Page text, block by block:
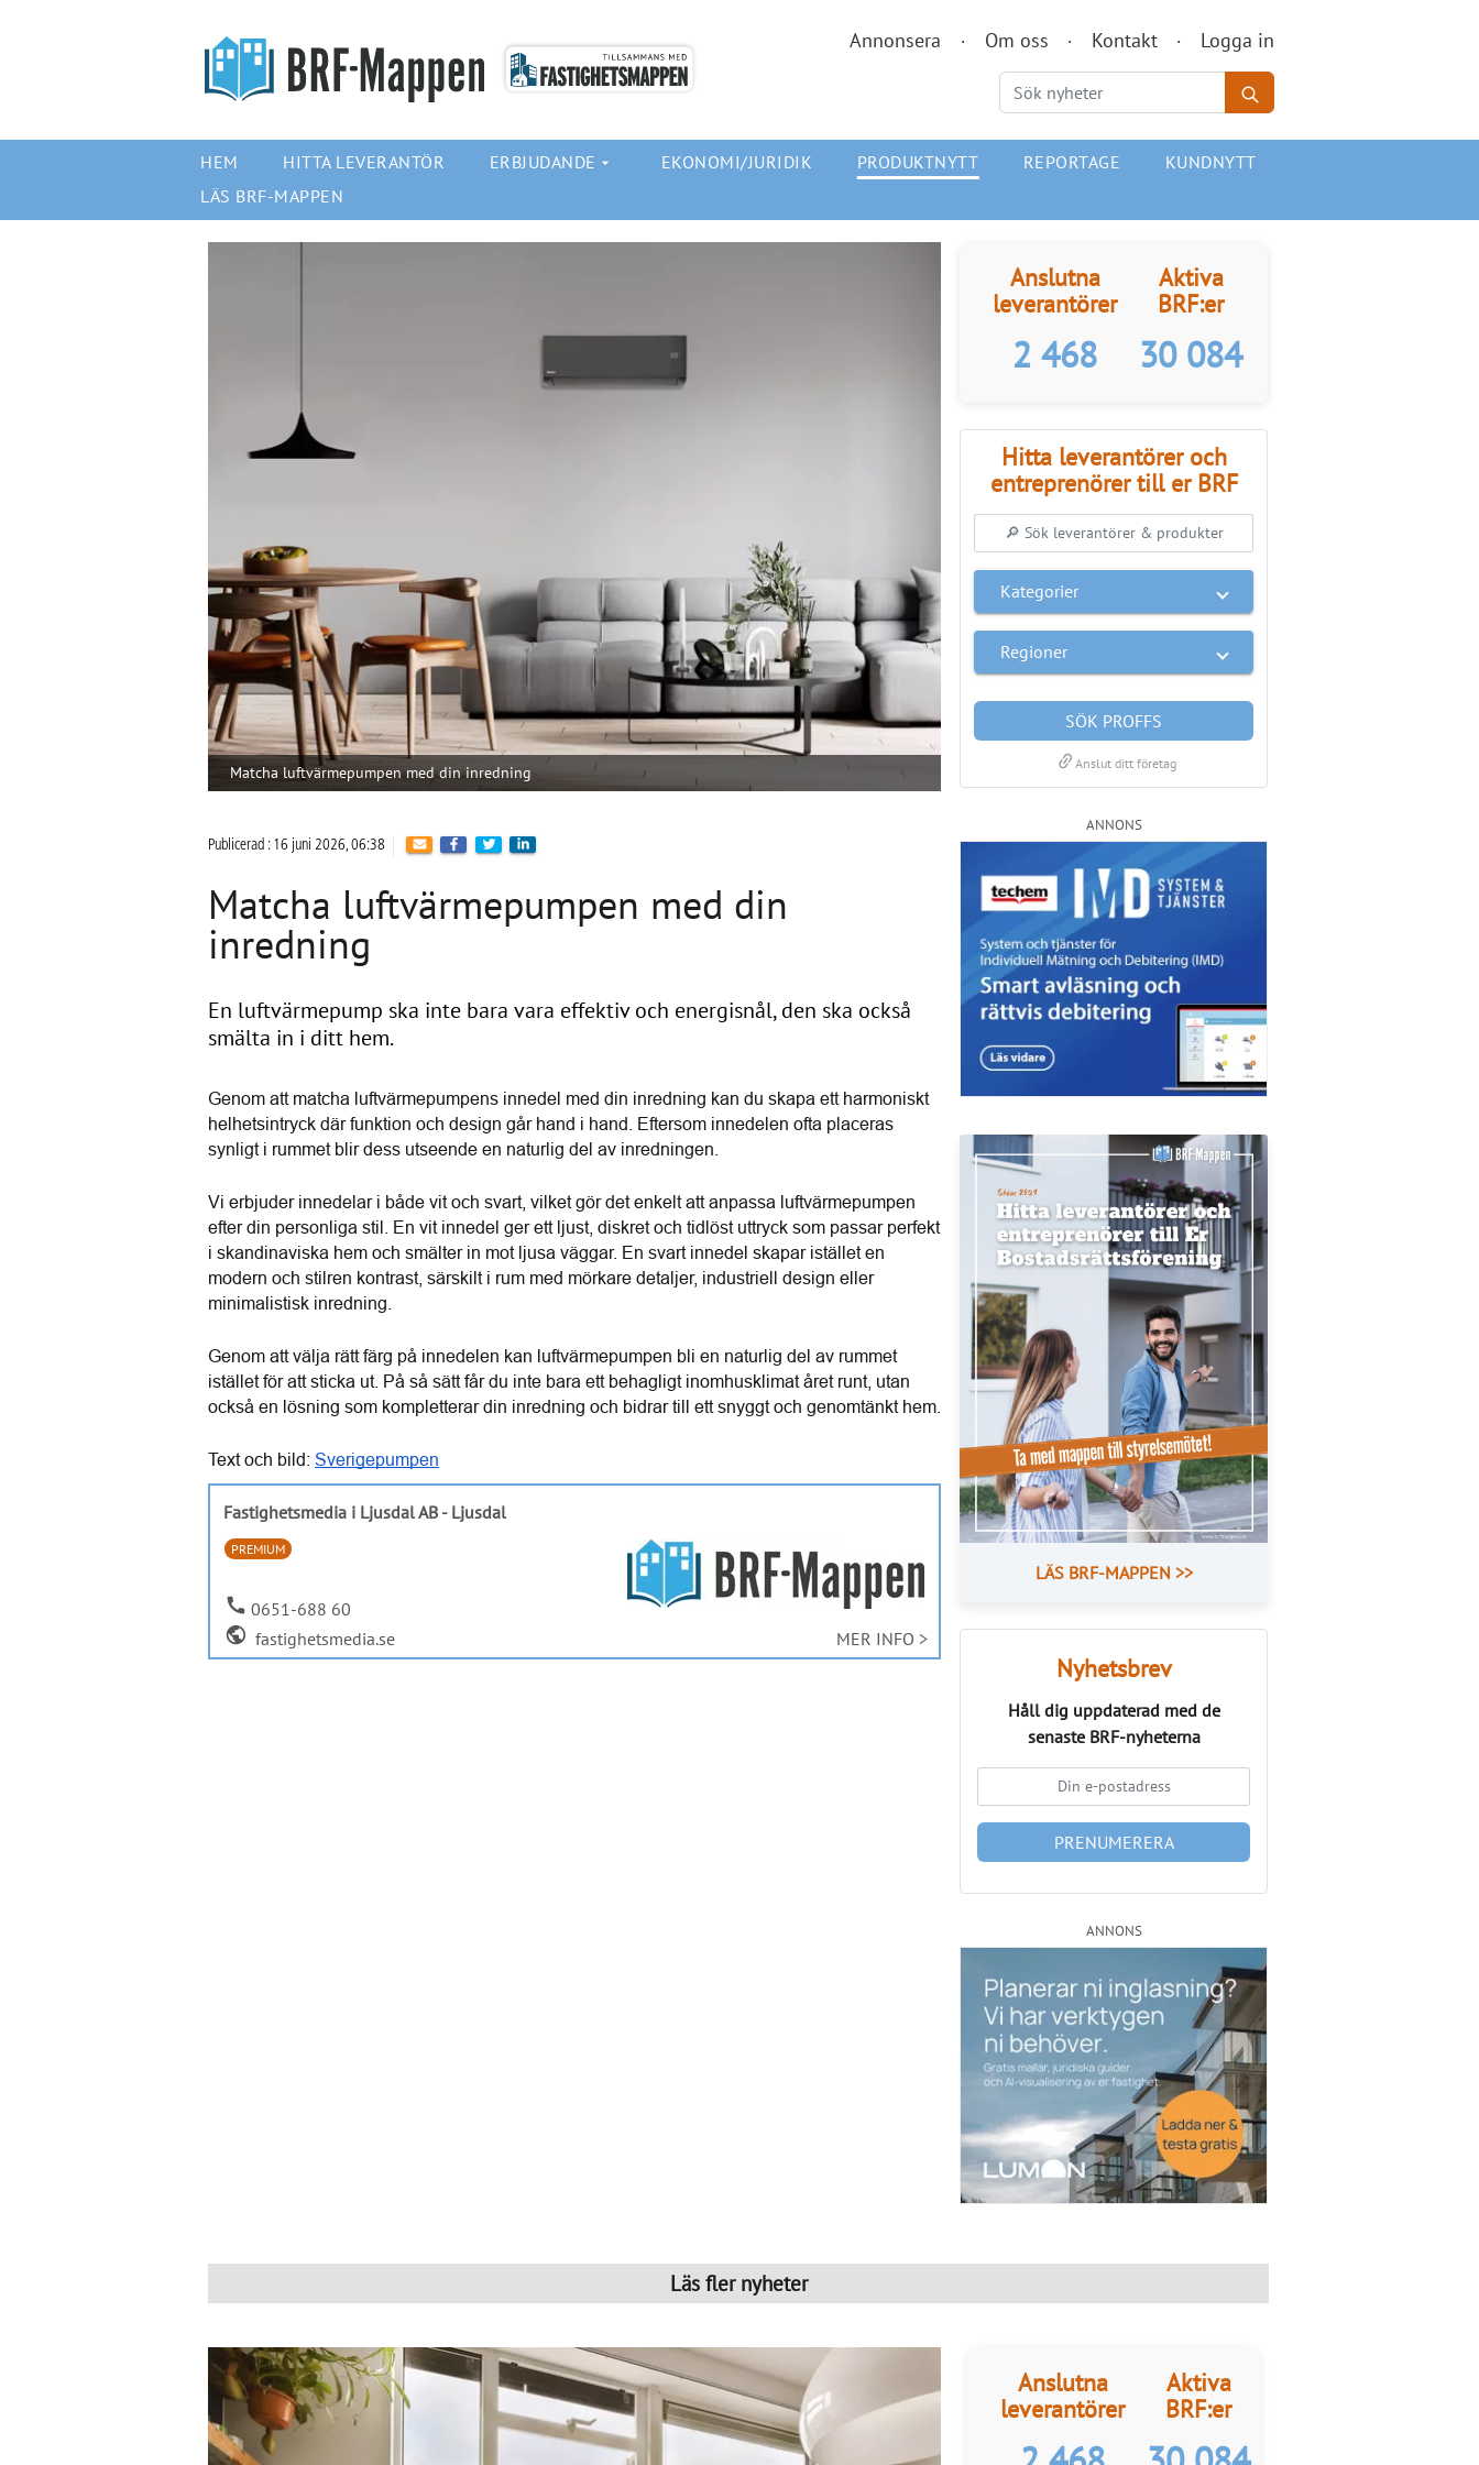
Annonsera Om oss Kontakt Logga in
HEM HITTA LEVERANTÖR ERBJUDANDE arrow_drop_down EKONOMI/JURIDIK PRODUKTNYTT REPORTAGE
KUNDNYTT
LÄS BRF-MAPPEN
Matcha luftvärmepumpen med din inredning
Publicerad : 16 juni 2026, 06:38
Matcha luftvärmepumpen med din
inredning
En luftvärmepump ska inte bara vara effektiv och energisnål, den ska också
smälta in i ditt hem.
Genom att matcha luftvärmepumpens innedel med din inredning kan du skapa ett harmoniskt
helhetsintryck där funktion och design går hand i hand. Eftersom innedelen ofta placeras
synligt i rummet blir dess utseende en naturlig del av inredningen.
Vi erbjuder innedelar i både vit och svart, vilket gör det enkelt att anpassa luftvärmepumpen
efter din personliga stil. En vit innedel ger ett ljust, diskret och tidlöst uttryck som passar perfekt
i skandinaviska hem och smälter in mot ljusa väggar. En svart innedel skapar istället en
modern och stilren kontrast, särskilt i rum med mörkare detaljer, industriell design eller
minimalistisk inredning.
Genom att välja rätt färg på innedelen kan luftvärmepumpen bli en naturlig del av rummet
istället för att sticka ut. På så sätt får du inte bara ett behagligt inomhusklimat året runt, utan
också en lösning som kompletterar din inredning och bidrar till ett snyggt och genomtänkt hem.
Text och bild: Sverigepumpen
Fastighetsmedia i Ljusdal AB - Ljusdal
PREMIUM
call 0651-688 60
public fastighetsmedia.se MER INFO >
Anslutna
leverantörer
2 468
Aktiva
BRF:er
30 084
Hitta leverantörer och
entreprenörer till er BRF
Kategorier
Regioner
SÖK PROFFS
linkAnslut ditt företag
ANNONS
LÄS BRF-MAPPEN >>
Nyhetsbrev
Håll dig uppdaterad med de
senaste BRF-nyheterna
PRENUMERERA
ANNONS
Läs fler nyheter
Anslutna
leverantörer
Aktiva
BRF:er